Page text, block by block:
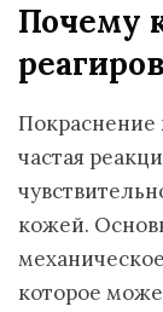
Почему
Покраснение
частая
кожей.
которое